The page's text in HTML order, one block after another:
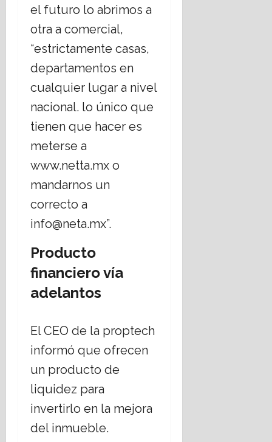
el futuro lo abrimos a
otra a comercial,
“estrictamente casas,
departamentos en
cualquier lugar a nivel
nacional. lo único que
tienen que hacer es
meterse a
www.netta.mx o
mandarnos un
correcto a
info@neta.mx”.
Producto
financiero vía
adelantos
El CEO de la proptech
informó que ofrecen
un producto de
liquidez para
invertirlo en la mejora
del inmueble.